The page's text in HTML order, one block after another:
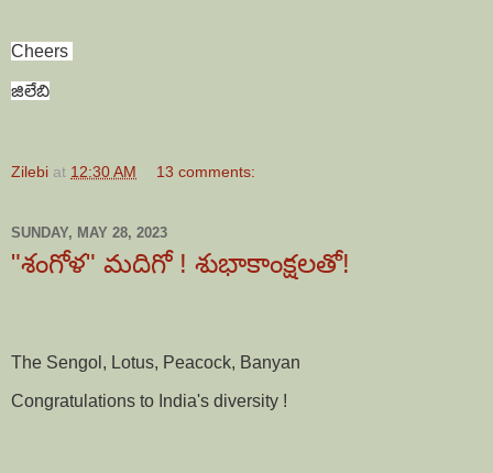
Cheers
జిలేబి
Zilebi at 12:30 AM 13 comments:
SUNDAY, MAY 28, 2023
"శంగోళ" మదిగో ! శుభాకాంక్షలతో!
The Sengol, Lotus, Peacock, Banyan
Congratulations to India's diversity !